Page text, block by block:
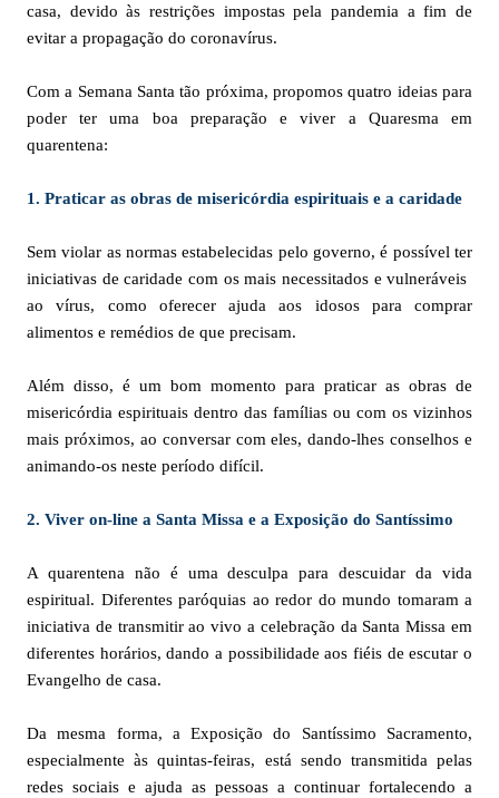
casa, devido às restrições impostas pela pandemia a fim de
evitar a propagação do coronavírus.
Com a Semana Santa tão próxima, propomos quatro ideias para
poder ter uma boa preparação e viver a Quaresma em
quarentena:
1. Praticar as obras de misericórdia espirituais e a caridade
Sem violar as normas estabelecidas pelo governo, é possível ter
iniciativas de caridade com os mais necessitados e vulneráveis ​​
ao vírus, como oferecer ajuda aos idosos para comprar
alimentos e remédios de que precisam.
Além disso, é um bom momento para praticar as obras de
misericórdia espirituais dentro das famílias ou com os vizinhos
mais próximos, ao conversar com eles, dando-lhes conselhos e
animando-os neste período difícil.
2. Viver on-line a Santa Missa e a Exposição do Santíssimo
A quarentena não é uma desculpa para descuidar da vida
espiritual. Diferentes paróquias ao redor do mundo tomaram a
iniciativa de transmitir ao vivo a celebração da Santa Missa em
diferentes horários, dando a possibilidade aos fiéis de escutar o
Evangelho de casa.
Da mesma forma, a Exposição do Santíssimo Sacramento,
especialmente às quintas-feiras, está sendo transmitida pelas
redes sociais e ajuda as pessoas a continuar fortalecendo a